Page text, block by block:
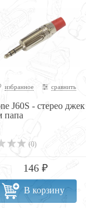
избранное сравнить
J60S - стерео джек
папа
(0)
146 ₽
В корзину